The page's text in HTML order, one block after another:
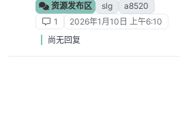
资源发布区 slg
a8520
1
2026年1月10日 上午6:10
尚无回复